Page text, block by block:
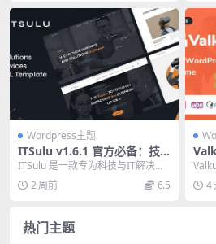
Wordpress主题
ITSulu v1.6.1 官方必备：技
术与IT解决方案WordPress主
题
ITSulu 是一款专为科技与IT解决方
案行业打造的WordPress主题，具
备...2 周前 6.5
ess
理
ss...4
热门主题